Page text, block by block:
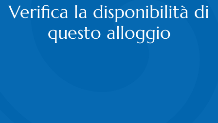
Verifica la disponibilità di
questo alloggio